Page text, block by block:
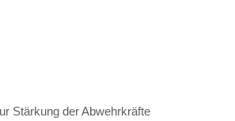
Stärkung der Abwehrkräfte